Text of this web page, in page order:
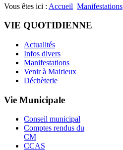
Vous êtes ici : Accueil Manifestations
VIE QUOTIDIENNE
Actualités
Infos divers
Manifestations
Venir à Mairieux
Déchèterie
Vie Municipale
Conseil municipal
Comptes rendus du
CM
CCAS